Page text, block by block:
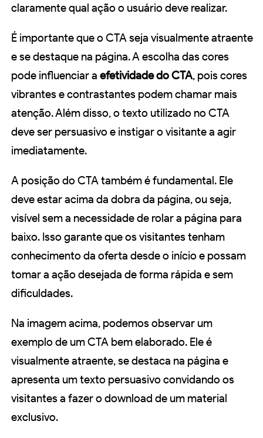
claramente qual ação o usuário deve realizar.
É importante que o CTA seja visualmente atraente
e se destaque na página. A escolha das cores
pode influenciar a efetividade do CTA, pois cores
vibrantes e contrastantes podem chamar mais
atenção. Além disso, o texto utilizado no CTA
deve ser persuasivo e instigar o visitante a agir
imediatamente.
A posição do CTA também é fundamental. Ele
deve estar acima da dobra da página, ou seja,
visível sem a necessidade de rolar a página para
baixo. Isso garante que os visitantes tenham
conhecimento da oferta desde o início e possam
tomar a ação desejada de forma rápida e sem
dificuldades.
Na imagem acima, podemos observar um
exemplo de um CTA bem elaborado. Ele é
visualmente atraente, se destaca na página e
apresenta um texto persuasivo convidando os
visitantes a fazer o download de um material
exclusivo.